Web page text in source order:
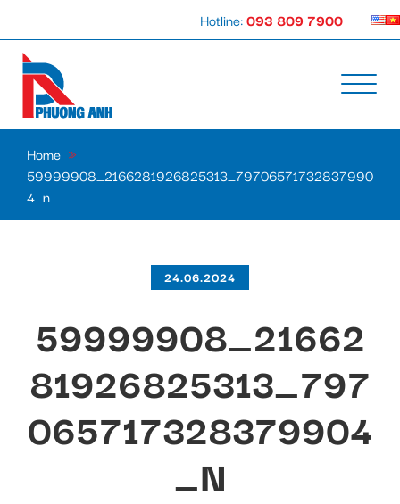
Hotline:093 809 7900
Home »
59999908_2166281926825313_79706571732837990
4_n
24.06.2024
59999908_21662
81926825313_797
065717328379904
_N